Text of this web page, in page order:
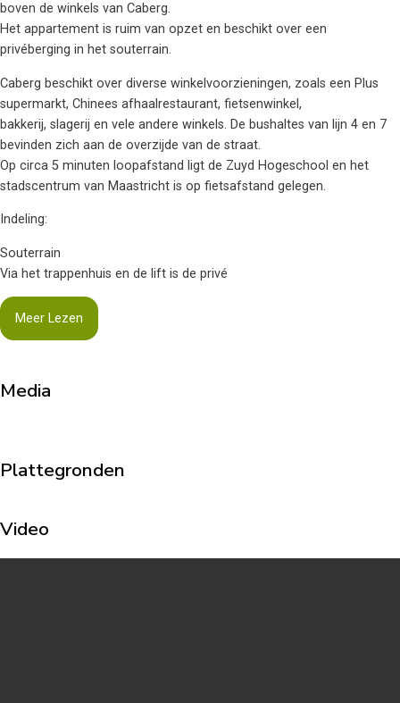
boven de winkels van Caberg.
Het appartement is ruim van opzet en beschikt over een
privéberging in het souterrain.
Caberg beschikt over diverse winkelvoorzieningen, zoals een Plus
supermarkt, Chinees afhaalrestaurant, fietsenwinkel,
bakkerij, slagerij en vele andere winkels. De bushaltes van lijn 4 en 7
bevinden zich aan de overzijde van de straat.
Op circa 5 minuten loopafstand ligt de Zuyd Hogeschool en het
stadscentrum van Maastricht is op fietsafstand gelegen.
Indeling:
Souterrain
Via het trappenhuis en de lift is de privé
Meer Lezen
Media
Plattegronden
Video